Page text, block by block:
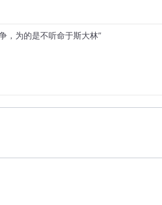
，为的是不听命于斯大林”